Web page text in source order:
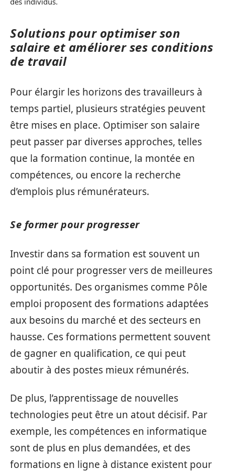
Solutions pour optimiser son
salaire et améliorer ses conditions
de travail
Pour élargir les horizons des travailleurs à
temps partiel, plusieurs stratégies peuvent
être mises en place. Optimiser son salaire
peut passer par diverses approches, telles
que la formation continue, la montée en
compétences, ou encore la recherche
d’emplois plus rémunérateurs.
Se former pour progresser
Investir dans sa formation est souvent un
point clé pour progresser vers de meilleures
opportunités. Des organismes comme Pôle
emploi proposent des formations adaptées
aux besoins du marché et des secteurs en
hausse. Ces formations permettent souvent
de gagner en qualification, ce qui peut
aboutir à des postes mieux rémunérés.
De plus, l’apprentissage de nouvelles
technologies peut être un atout décisif. Par
exemple, les compétences en informatique
sont de plus en plus demandées, et des
formations en ligne à distance existent pour